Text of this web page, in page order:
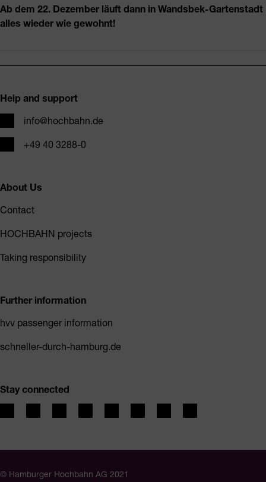
Ab dem 22. Dezember läuft dann in Wandsbek-Gartenstadt
alles wieder wie gewohnt!
Help and support
info@hochbahn.de
Phone+49 40 3288-0
About Us
Contact
HOCHBAHN projects
Taking responsibility
Further information
hvv passenger information
schneller-durch-hamburg.de
Stay connected
© Hamburger Hochbahn AG 2021